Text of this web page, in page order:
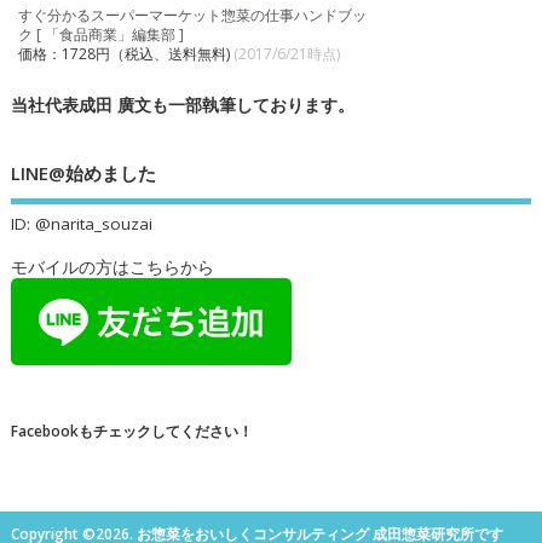
すぐ分かるスーパーマーケット惣菜の仕事ハンドブッ
ク [ 「食品商業」編集部 ]
価格：1728円（税込、送料無料) (2017/6/21時点)
当社代表成田 廣文も一部執筆しております。
LINE@始めました
ID: @narita_souzai
モバイルの方はこちらから
Facebookもチェックしてください！
Copyright ©2026. お惣菜をおいしくコンサルティング 成田惣菜研究所です